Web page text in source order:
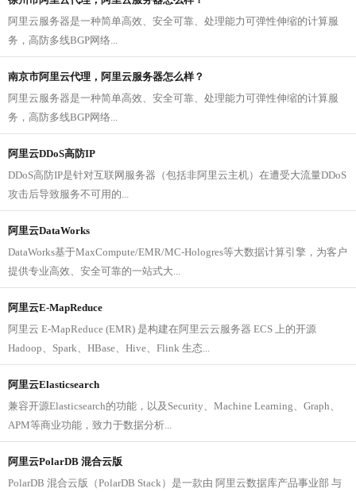
阿里云服务器是一种简单高效、安全可靠、处理能力可弹性伸缩的计算服
务，高防多线BGP网络...
南京市阿里云代理，阿里云服务器怎么样？
阿里云服务器是一种简单高效、安全可靠、处理能力可弹性伸缩的计算服
务，高防多线BGP网络...
阿里云DDoS高防IP
DDoS高防IP是针对互联网服务器（包括非阿里云主机）在遭受大流量DDoS
攻击后导致服务不可用的...
阿里云DataWorks
DataWorks基于MaxCompute/EMR/MC-Hologres等大数据计算引擎，为客户
提供专业高效、安全可靠的一站式大...
阿里云E-MapReduce
阿里云 E-MapReduce (EMR) 是构建在阿里云云服务器 ECS 上的开源
Hadoop、Spark、HBase、Hive、Flink 生态...
阿里云Elasticsearch
兼容开源Elasticsearch的功能，以及Security、Machine Learning、Graph、
APM等商业功能，致力于数据分析...
阿里云PolarDB 混合云版
PolarDB 混合云版（PolarDB Stack）是一款由 阿里云数据库产品事业部 与